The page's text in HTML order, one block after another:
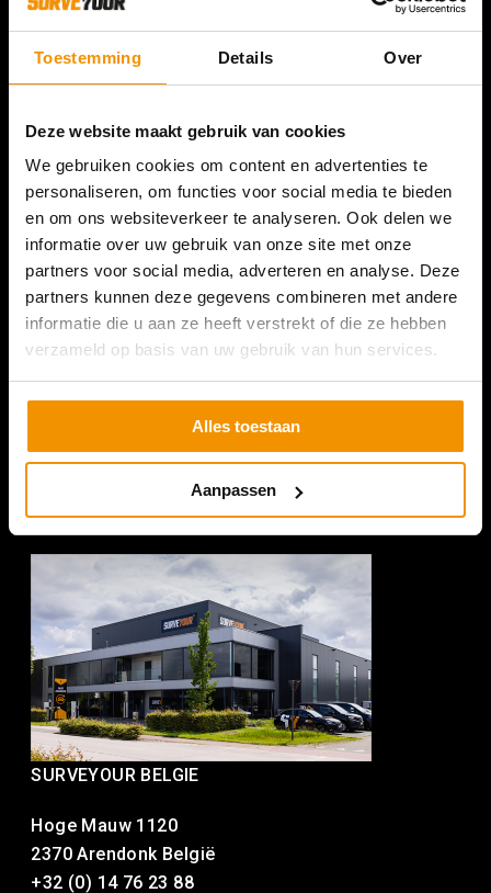
Toestemming Details Over
Deze website maakt gebruik van cookies
We gebruiken cookies om content en advertenties te
personaliseren, om functies voor social media te bieden
en om ons websiteverkeer te analyseren. Ook delen we
informatie over uw gebruik van onze site met onze
partners voor social media, adverteren en analyse. Deze
partners kunnen deze gegevens combineren met andere
informatie die u aan ze heeft verstrekt of die ze hebben
verzameld op basis van uw gebruik van hun services.
Alles toestaan
Aanpassen
SURVEYOUR NEDERLAND
Romeinenweg 47L
+31 (0) 412 74 80 27
(Bezoek enkel op afspraak)
SURVEYOUR BELGIE
Hoge Mauw 1120
2370 Arendonk België
+32 (0) 14 76 23 88